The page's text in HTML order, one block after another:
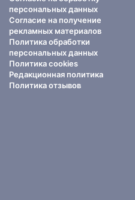
персональных данных
Согласие на получение
рекламных материалов
Политика обработки
персональных данных
Политика cookies
Редакционная политика
Политика отзывов